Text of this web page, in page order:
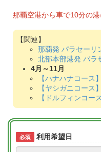
那覇空港から車で10分の
那覇発 パラセーリ
北部本部港発 パラ
4月～11月
【ハナハナコース
【ヤシガニコース
【ドルフィンコー
利用希望日